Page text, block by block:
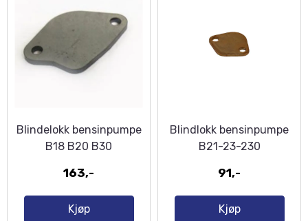
Blindelokk bensinpumpe
B18 B20 B30
163,-
Kjøp
Blindlokk bensinpumpe
B21-23-230
91,-
Kjøp